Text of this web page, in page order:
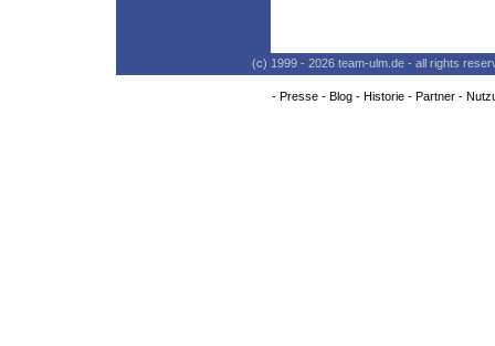
(c) 1999 - 2026 team-ulm.de - all rights
- Presse- Blog- Historie- Partner-